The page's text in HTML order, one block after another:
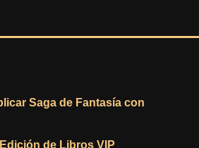
Saga de Fantasía con
de Libros VIP